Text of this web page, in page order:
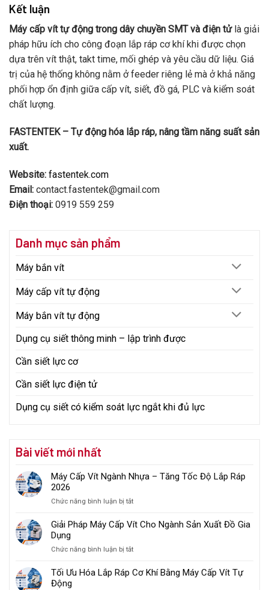
Kết luận
Máy cấp vít tự động trong dây chuyền SMT và điện tửlà giải
pháp hữu ích cho công đoạn lắp ráp cơ khí khi được chọn
dựa trên vít thật, takt time, mối ghép và yêu cầu dữ liệu. Giá
trị của hệ thống không nằm ở feeder riêng lẻ mà ở khả năng
phối hợp ổn định giữa cấp vít, siết, đồ gá, PLC và kiểm soát
chất lượng.
FASTENTEK – Tự động hóa lắp ráp, nâng tầm năng suất sản
xuất.
Website: fastentek.com
Email: contact.fastentek@gmail.com
Điện thoại: 0919 559 259
Danh mục sản phẩm
Máy bắn vít
Máy cấp vít tự động
Máy bắn vít tự động
Dụng cụ siết thông minh – lập trình được
Cần siết lực cơ
Cần siết lực điện tử
Dụng cụ siết có kiểm soát lực ngắt khi đủ lực
Bài viết mới nhất
Máy Cấp Vít Ngành Nhựa – Tăng Tốc Độ Lắp Ráp
2026
Chức năng bình luận bị tắtở
Cấp
Nhựa
Tăng
Giải Pháp Máy Cấp Vít Cho Ngành Sản Xuất Đồ Gia
Dụng
Chức năng bình luận bị tắtở
Pháp
Tối Ưu Hóa Lắp Ráp Cơ Khí Bằng Máy Cấp Vít Tự
Động